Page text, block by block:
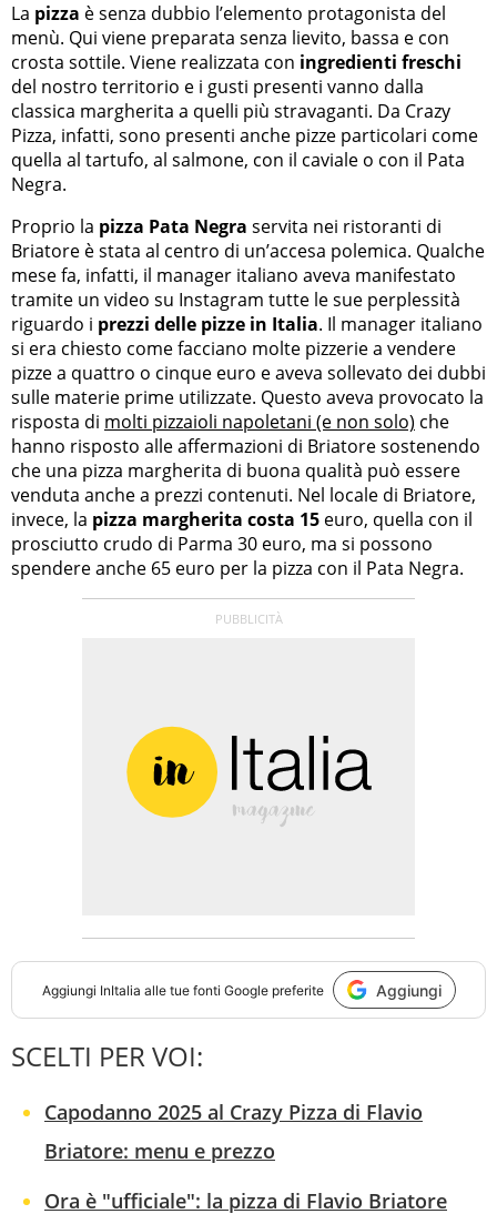
La pizza è senza dubbio l’elemento protagonista del
menù. Qui viene preparata senza lievito, bassa e con
crosta sottile. Viene realizzata con ingredienti freschi
del nostro territorio e i gusti presenti vanno dalla
classica margherita a quelli più stravaganti. Da Crazy
Pizza, infatti, sono presenti anche pizze particolari come
quella al tartufo, al salmone, con il caviale o con il Pata
Negra.
Proprio la pizza Pata Negra servita nei ristoranti di
Briatore è stata al centro di un’accesa polemica. Qualche
mese fa, infatti, il manager italiano aveva manifestato
tramite un video su Instagram tutte le sue perplessità
riguardo i prezzi delle pizze in Italia. Il manager italiano
si era chiesto come facciano molte pizzerie a vendere
pizze a quattro o cinque euro e aveva sollevato dei dubbi
sulle materie prime utilizzate. Questo aveva provocato la
risposta di molti pizzaioli napoletani (e non solo) che
hanno risposto alle affermazioni di Briatore sostenendo
che una pizza margherita di buona qualità può essere
venduta anche a prezzi contenuti. Nel locale di Briatore,
invece, la pizza margherita costa 15 euro, quella con il
prosciutto crudo di Parma 30 euro, ma si possono
spendere anche 65 euro per la pizza con il Pata Negra.
Aggiungi InItalia alle tue fonti Google preferite Aggiungi
SCELTI PER VOI:
Capodanno 2025 al Crazy Pizza di Flavio
Briatore: menu e prezzo
Ora è "ufficiale": la pizza di Flavio Briatore